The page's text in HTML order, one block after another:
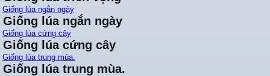
Giống lúa ngắn ngày
Giống lúa ngắn ngày
Giống lúa cứng cây
Giống lúa cứng cây
Giống lúa trung mùa.
Giống lúa trung mùa.